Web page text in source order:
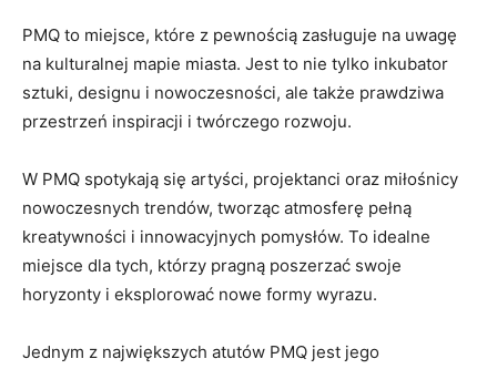
PMQ to‍ miejsce, które‌ z ⁣pewnością zasługuje na uwagę
na kulturalnej mapie⁣ miasta. Jest to nie tylko inkubator
sztuki, designu i nowoczesności, ale także ⁢prawdziwa
przestrzeń inspiracji i twórczego rozwoju.
W‍ PMQ ⁤spotykają ​się artyści, ​projektanci‌ oraz miłośnicy
nowoczesnych ‌trendów, ⁤tworząc ‍atmosferę pełną
kreatywności i innowacyjnych pomysłów. ⁢To idealne
miejsce ⁢dla tych, którzy pragną ​poszerzać swoje
horyzonty⁤ i ‍eksplorować nowe ⁢formy wyrazu.
Jednym z ⁤największych atutów ‌PMQ jest​ jego